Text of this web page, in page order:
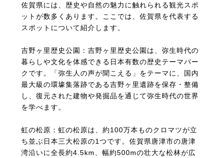
佐賀県には、歴史や自然の魅力に触れられる観光スポ
ットが数多くあります。ここでは、佐賀県を代表する
スポットについて紹介します。
吉野ヶ里歴史公園：吉野ヶ里歴史公園は、弥生時代の
暮らしや文化を体感できる日本有数の歴史テーマパー
クです。「弥生人の声が聞こえる」をテーマに、国内
最大級の環壕集落跡である吉野ヶ里遺跡を保存・整備
し、復元された建物や発掘品を通じて弥生時代の世界
を学べます。
虹の松原：虹の松原は、約100万本ものクロマツが立
ち並ぶ日本三大松原の1つです。佐賀県唐津市の唐津
湾沿いに全長約4.5km、幅約500mの壮大な松林が広